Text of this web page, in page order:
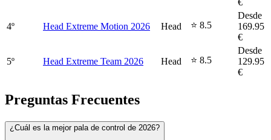
€
4º Head Extreme Motion 2026 Head ⭐ 8.5
Desde
169.95
€
5º Head Extreme Team 2026 Head ⭐ 8.5
Desde
129.95
€
Preguntas Frecuentes
¿Cuál es la mejor pala de control de 2026?